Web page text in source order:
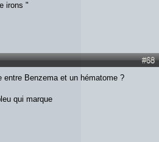
irons "
#68
entre Benzema et un hématome ?
qui marque